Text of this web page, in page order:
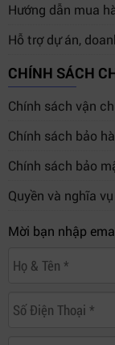
Hướng dẫn mua
Hỗ trợ dự án,
CHÍNH SÁCH
Chính sách vận
Chính sách bảo
Chính sách bảo
Quyền và nghĩa
Mời bạn nhập